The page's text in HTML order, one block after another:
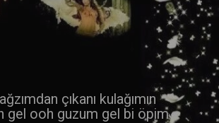
çıkanı kulağımın
gel ooh guzum gel bi öpim